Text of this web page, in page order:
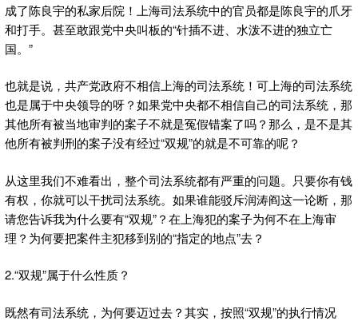
成了陈良宇的私家后院！上海司法系统中的官员都是陈良宇的爪牙
和打手。甚至敢跟党中央叫板的“针插不进、水泼不进的独立亡
国。”
也就是说，共产党政府不相信上海的司法系统！可上海的司法系统
也是属于中央领导的呀？如果党中央都不相信自己的司法系统，那
其他所有被当地审判的案子不就是冤假错案了吗？那么，是不是其
他所有被判刑的案子没有经过“双规”的就是不可靠的呢？
从这里我们不难看出，整个司法系统都有严重的问题。只要你有钱
有权，你就可以干扰司法系统。如果谁能驳斥润涛阎这一论断，那
请您告诉我为什么要有“双规”？在上海犯的案子为何不在上海审
理？为何要把案件主犯移到别的“指定的地点”去？
2.“双规”属于什么性质？
既然有司法系统，为何要迈过去？其实，按照“双规”的执行情况